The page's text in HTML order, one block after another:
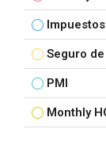
Seguro
PMI
Monthly